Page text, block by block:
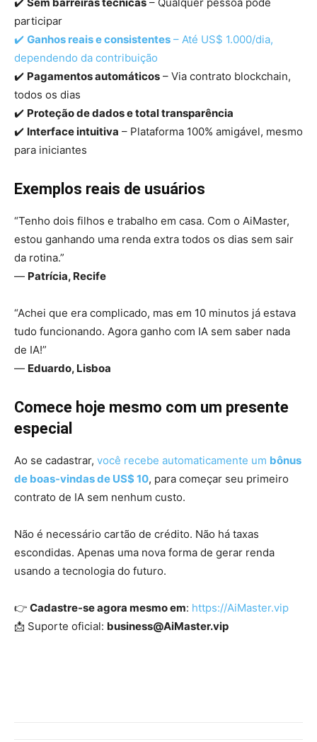
participar
✔️ Ganhos reais e consistentes – Até US$ 1.000/dia,
dependendo da contribuição
✔️ Pagamentos automáticos – Via contrato blockchain,
todos os dias
✔️ Proteção de dados e total transparência
✔️ Interface intuitiva – Plataforma 100% amigável, mesmo
para iniciantes
Exemplos reais de usuários
“Tenho dois filhos e trabalho em casa. Com o AiMaster,
estou ganhando uma renda extra todos os dias sem sair
da rotina.”
— Patrícia, Recife
“Achei que era complicado, mas em 10 minutos já estava
tudo funcionando. Agora ganho com IA sem saber nada
de IA!”
— Eduardo, Lisboa
Comece hoje mesmo com um presente
especial
Ao se cadastrar, você recebe automaticamente um bônus
de boas-vindas de US$ 10, para começar seu primeiro
contrato de IA sem nenhum custo.
Não é necessário cartão de crédito. Não há taxas
escondidas. Apenas uma nova forma de gerar renda
usando a tecnologia do futuro.
👉 Cadastre-se agora mesmo em: https://AiMaster.vip
📩 Suporte oficial: business@AiMaster.vip